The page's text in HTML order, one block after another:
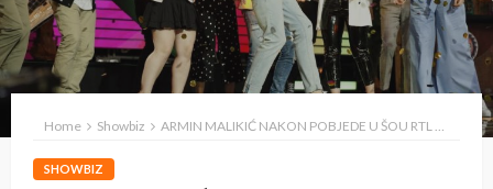
Home Showbiz ARMIN MALIKIĆ NAKON POBJEDE U ŠOU RTL ZVIJEZDE!
SHOWBIZ